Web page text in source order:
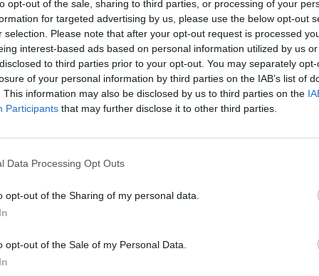
opt-out of the sale, sharing to third parties, or processing of your
for targeted advertising by us, please use the below opt-out
selection. Please note that after your opt-out request is processed
interest-based ads based on personal information utilized by us
to third parties prior to your opt-out. You may separately
of your personal information by third parties on the IAB’s list of
This information may also be disclosed by us to third parties on the
Participants that may further disclose it to other third parties.
Data Processing Opt Outs
opt-out of the Sharing of my personal data.
opt-out of the Sale of my Personal Data.
pasigailėjo
smogė Kinijai
Lietuva sieks atsisakyti laiko
sukiojimo
Žinios Lietuvos diena
00:01:21
sankcijos Rusijai
rinkimų Prancūzijoje
Pasaulis